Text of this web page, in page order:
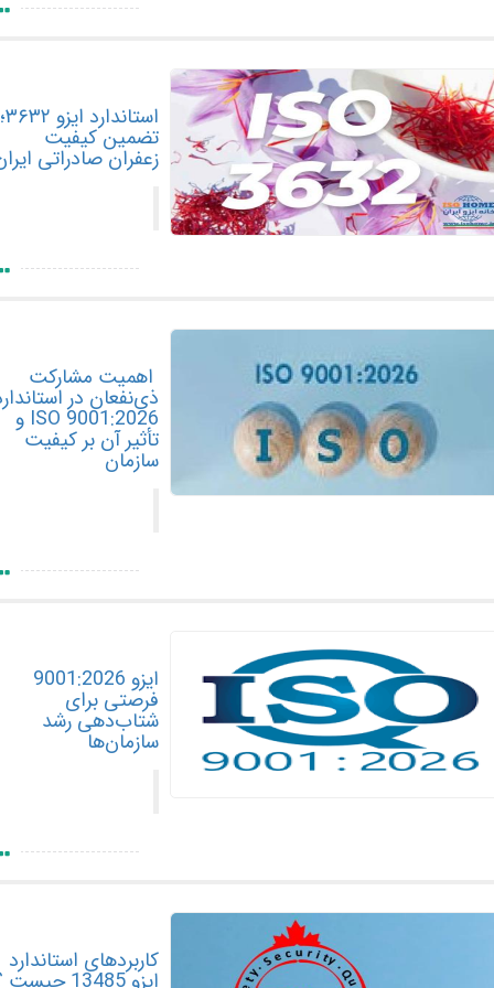
استاندارد ایزو ۳۶۳۲؛
تضمین کیفیت
زعفران صادراتی ایران
اهمیت مشارکت
ذی‌نفعان در استاندارد
ISO 9001:2026 و
تأثیر آن بر کیفیت
سازمان
ایزو 9001:2026
فرصتی برای
شتاب‌دهی رشد
سازمان‌ها
کاربردهای استاندارد
ایزو 13485 چیست ؟